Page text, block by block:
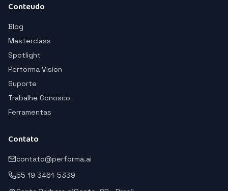
Conteudo
Blog
Masterclass
Spotlight
Performa Vision
Suporte
Trabalhe Conosco
Ferramentas
Contato
contato@performa.ai
55 19 3461-5339